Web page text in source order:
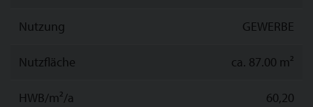
Nutzung GEWERBE
Nutzfläche ca. 87.00 m²
HWB/m²/a 60,20